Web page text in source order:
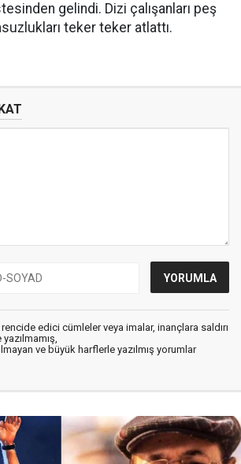
gelindi. Dizi çalışanları peş
teker teker atlattı.
edici cümleler veya imalar, inançlara saldırı
ve büyük harflerle yazılmış yorumlar